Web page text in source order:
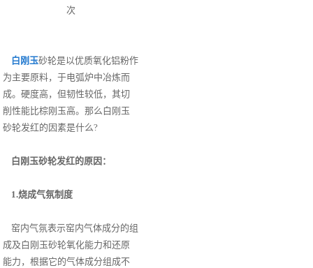
次
白刚玉砂轮是以优质氧化铝粉作
为主要原料，于电弧炉中冶炼而
成。硬度高，但韧性较低，其切
削性能比棕刚玉高。那么白刚玉
砂轮发红的因素是什么?
白刚玉砂轮发红的原因：
1.烧成气氛制度
窑内气氛表示窑内气体成分的组
成及白刚玉砂轮氧化能力和还原
能力，根据它的气体成分组成不